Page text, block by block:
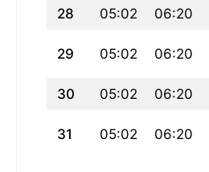
28 05:02 06:20
29 05:02 06:20
30 05:02 06:20
31 05:02 06:20